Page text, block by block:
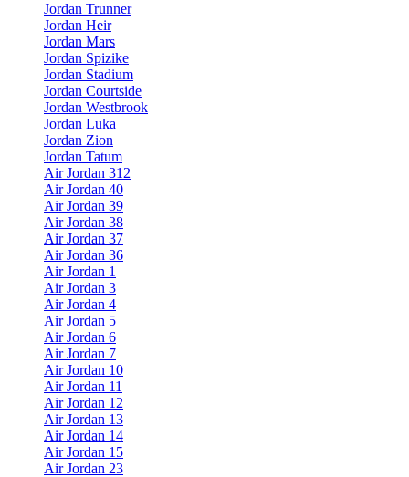
Jordan Trunner
Jordan Heir
Jordan Mars
Jordan Spizike
Jordan Stadium
Jordan Courtside
Jordan Westbrook
Jordan Luka
Jordan Zion
Jordan Tatum
Air Jordan 312
Air Jordan 40
Air Jordan 39
Air Jordan 38
Air Jordan 37
Air Jordan 36
Air Jordan 1
Air Jordan 3
Air Jordan 4
Air Jordan 5
Air Jordan 6
Air Jordan 7
Air Jordan 10
Air Jordan 11
Air Jordan 12
Air Jordan 13
Air Jordan 14
Air Jordan 15
Air Jordan 23